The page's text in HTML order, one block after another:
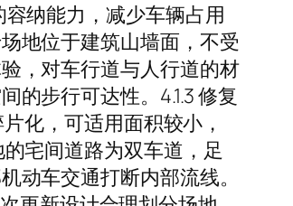
纳能力，减少车辆占用
地位于建筑山墙面，不受
，对车行道与人行道的材
的步行可达性。4.1.3 修复
化，可适用面积较小，
宅间道路为双车道，足
动车交通打断内部流线。